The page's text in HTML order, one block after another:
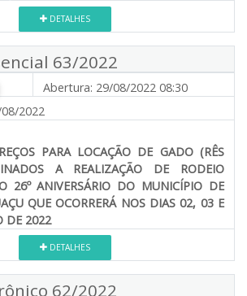
DETALHES
63/2022
Abertura: 29/08/2022 08:30
2022
PARA LOCAÇÃO DE GADO (RÊS
A REALIZAÇÃO DE RODEIO
26º ANIVERSÁRIO DO MUNICÍPIO DE
QUE OCORRERÁ NOS DIAS 02, 03 E
DE 2022
DETALHES
62/2022